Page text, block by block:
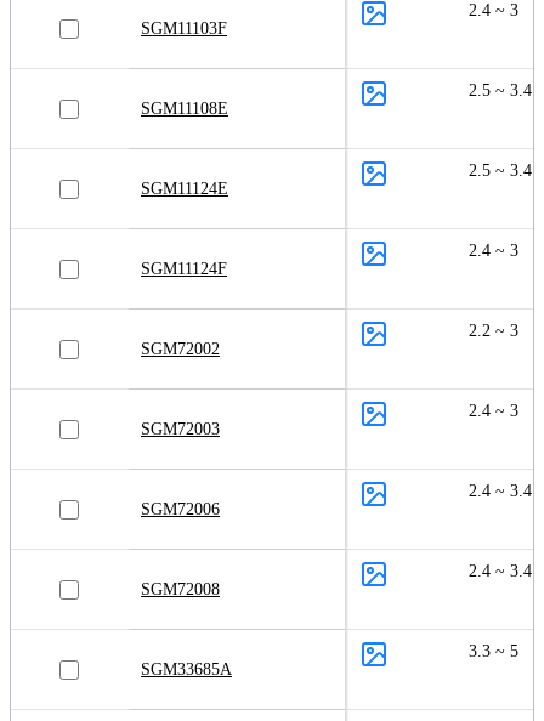
SGM11103F
2.4 ~ 3
SGM11108E
2.5 ~ 3.4
SGM11124E
2.5 ~ 3.4
SGM11124F
2.4 ~ 3
SGM72002
2.2 ~ 3
SGM72003
2.4 ~ 3
SGM72006
2.4 ~ 3.4
SGM72008
2.4 ~ 3.4
SGM33685A
3.3 ~ 5